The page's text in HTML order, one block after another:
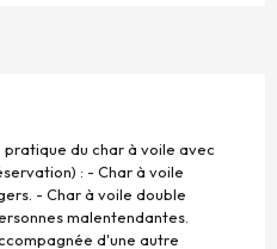
pratique du char à voile avec
: - Char à voile
- Char à voile double
malentendantes.
d'une autre